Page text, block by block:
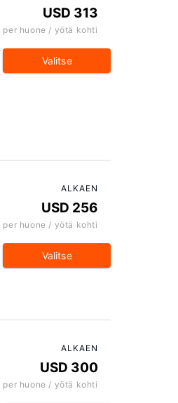
USD 313
per huone / yötä kohti
Valitse
ALKAEN
USD 256
per huone / yötä kohti
Valitse
ALKAEN
USD 300
per huone / yötä kohti